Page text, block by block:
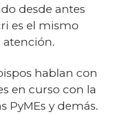
desde antes
es el mismo
atención.
hablan con
en curso con la
PyMEs y demás.